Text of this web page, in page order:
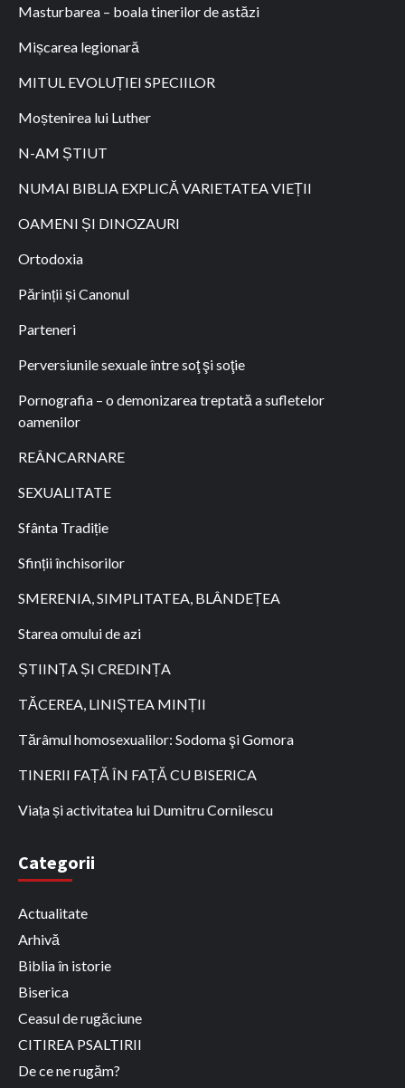
Masturbarea – boala tinerilor de astăzi
Mișcarea legionară
MITUL EVOLUȚIEI SPECIILOR
Moștenirea lui Luther
N-AM ȘTIUT
NUMAI BIBLIA EXPLICĂ VARIETATEA VIEȚII
OAMENI ȘI DINOZAURI
Ortodoxia
Părinții și Canonul
Parteneri
Perversiunile sexuale între soţ şi soţie
Pornografia – o demonizarea treptată a sufletelor
oamenilor
REÂNCARNARE
SEXUALITATE
Sfânta Tradiție
Sfinții închisorilor
SMERENIA, SIMPLITATEA, BLÂNDEȚEA
Starea omului de azi
ȘTIINȚA ȘI CREDINȚA
TĂCEREA, LINIȘTEA MINȚII
Tărâmul homosexualilor: Sodoma şi Gomora
TINERII FAȚĂ ÎN FAȚĂ CU BISERICA
Viața și activitatea lui Dumitru Cornilescu
Categorii
Actualitate
Arhivă
Biblia în istorie
Biserica
Ceasul de rugăciune
CITIREA PSALTIRII
De ce ne rugăm?